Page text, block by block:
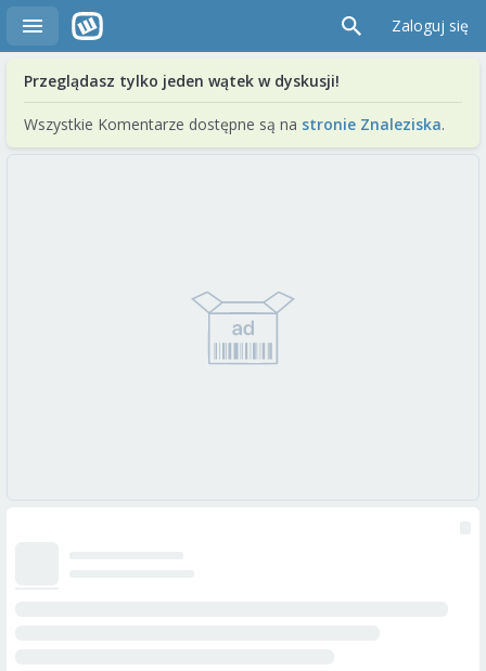
Zaloguj się
Przeglądasz tylko jeden wątek w dyskusji!
Wszystkie Komentarze dostępne są na stronie Znaleziska.